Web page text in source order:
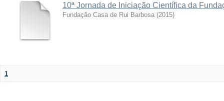
10ª Jornada de Iniciação Científica da
Fundação Casa de Rui Barbosa (2015)
1